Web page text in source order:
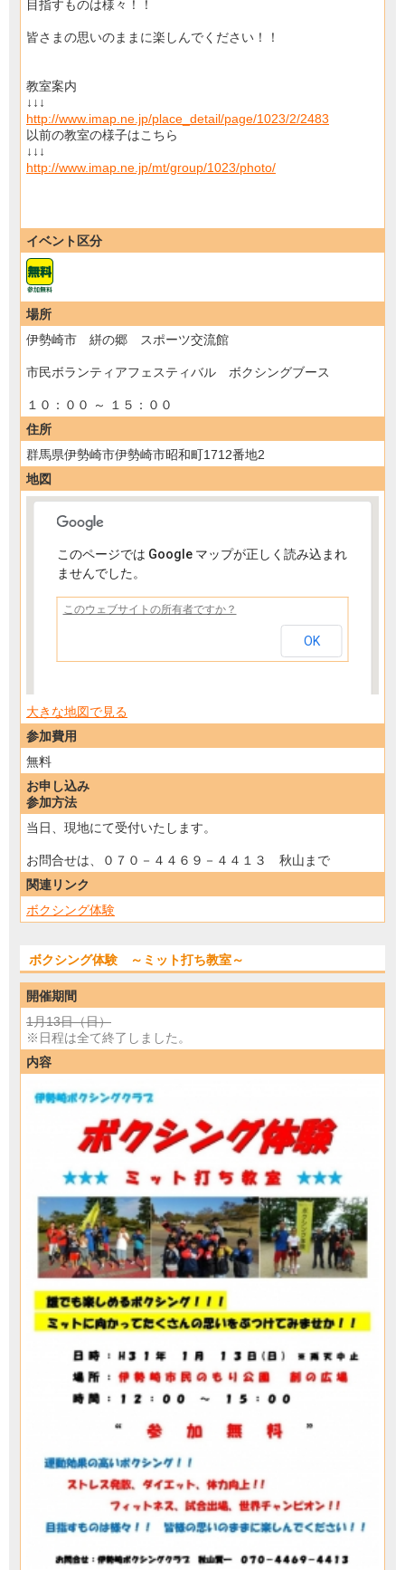
目指すものは様々！！
皆さまの思いのままに楽しんでください！！
教室案内
↓↓↓
http://www.imap.ne.jp/place_detail/page/1023/2/2483
以前の教室の様子はこちら
↓↓↓
http://www.imap.ne.jp/mt/group/1023/photo/
イベント区分
場所
伊勢崎市 絣の郷 スポーツ交流館
市民ボランティアフェスティバル ボクシングブース
１０：００ ～ １５：００
住所
群馬県伊勢崎市伊勢崎市昭和町1712番地2
地図
ボクシング体験 ～ミット打ち教室～
このページでは Google マップが正しく読み込まれ
ませんでした。
このウェブサイトの所有者ですか？
OK
大きな地図で見る
参加費用
無料
お申し込み
参加方法
当日、現地にて受付いたします。
お問合せは、０７０－４４６９－４４１３ 秋山まで
関連リンク
ボクシング体験
ボクシング体験 ～ミット打ち教室～
開催期間
1月13日（日）
※日程は全て終了しました。
内容